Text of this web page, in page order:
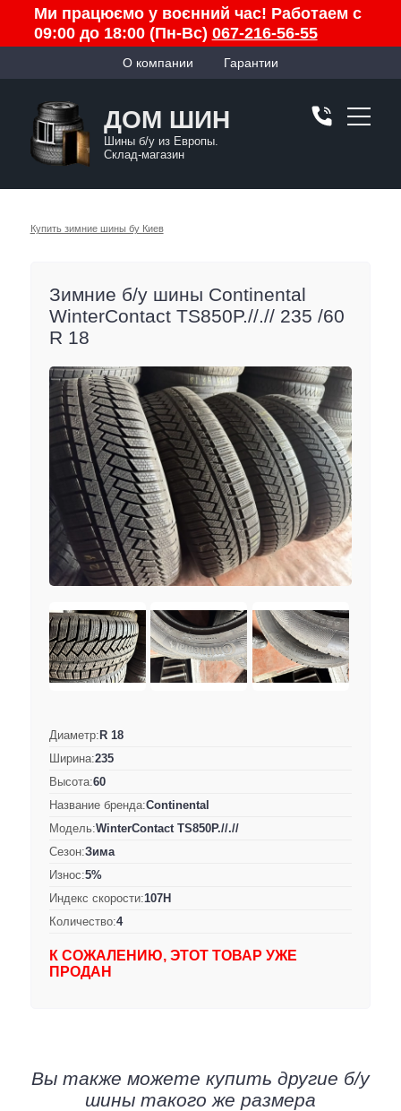
Ми працюємо у воєнний час! Работаем с
09:00 до 18:00 (Пн-Вс) 067-216-56-55
О компании Гарантии
ДОМ ШИН
Шины б/у из Европы.
Склад-магазин
Купить зимние шины бу Киев
Зимние б/у шины Continental
WinterContact TS850P.//.// 235 /60
R 18
Диаметр:R 18
Ширина:235
Высота:60
Название бренда:Continental
Модель:WinterContact TS850P.//.//
Сезон:Зима
Износ:5%
Индекс скорости:107H
Количество:4
К СОЖАЛЕНИЮ, ЭТОТ ТОВАР УЖЕ
ПРОДАН
Вы также можете купить другие б/у
шины такого же размера